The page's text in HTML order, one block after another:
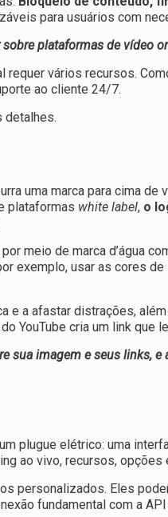
para usuários com
plataformas de vídeo
vários recursos.
ao cliente 24/7.
detalhes.
uma marca para cima
plataformas white label, o
meio de marca d’água
exemplo, usar as cores
e a afastar distrações,
YouTube cria um link que
sua imagem e seus links,
plugue elétrico: uma
ao vivo, recursos, opções
personalizados. Eles
fundamental com a